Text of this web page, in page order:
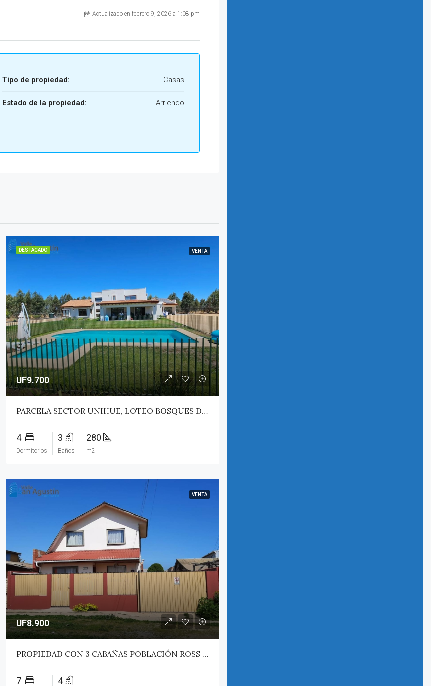
Actualizado en febrero 9, 2026 a 1:08 pm
Tipo de propiedad: Casas
Estado de la propiedad: Arriendo
DESTACADO VENTA
UF9.700
PARCELA SECTOR UNIHUE, LOTEO BOSQUES DEL VALLE – MAULE
4
Dormitorios
3
Baños
280
m2
VENTA
UF8.900
PROPIEDAD CON 3 CABAÑAS POBLACIÓN ROSS – PICHILEMU
7 4